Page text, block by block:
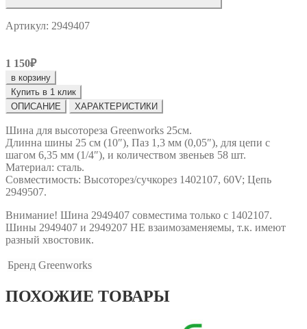
Артикул: 2949407
1 150₽
в корзину
Купить в 1 клик
ОПИСАНИЕ
ХАРАКТЕРИСТИКИ
Шина для высотореза Greenworks 25см.
Длинна шины 25 см (10″), Паз 1,3 мм (0,05″), для цепи с
шагом 6,35 мм (1/4″), и количеством звеньев 58 шт.
Материал: сталь.
Совместимость: Высоторез/сучкорез 1402107, 60V; Цепь
2949507.
Внимание! Шина 2949407 совместима только с 1402107.
Шины 2949407 и 2949207 НЕ взаимозаменяемы, т.к. имеют
разный хвостовик.
Бренд Greenworks
ПОХОЖИЕ ТОВАРЫ